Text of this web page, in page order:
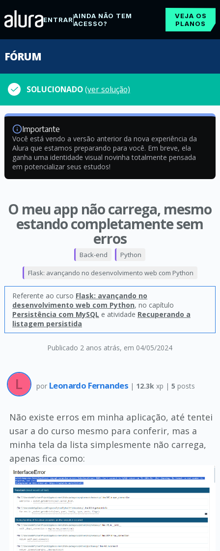
ENTRARAINDA NÃO TEM
ACESSO?
VEJA OS
PLANOS
FÓRUM
SOLUCIONADO(ver solução)
Importante
Você está vendo a versão anterior da nova experiência da
Alura que estamos preparando para você. Em breve, ela
ganha uma identidade visual novinha totalmente pensada
em potencializar seus estudos!
O meu app não carrega, mesmo
estando completamente sem
erros
Publicado 2 anos atrás, em 04/05/2024
Back-end Python
Flask: avançando no desenvolvimento web com Python
Referente ao curso Flask: avançando no
desenvolvimento web com Python, no capítulo
Persistência com MySQL e atividade Recuperando a
listagem persistida
por Leonardo Fernandes | 12.3k xp | 5 posts
Não existe erros em minha aplicação, até tentei
usar a do curso mesmo para conferir, mas a
minha tela da lista simplesmente não carrega,
apenas fica como: